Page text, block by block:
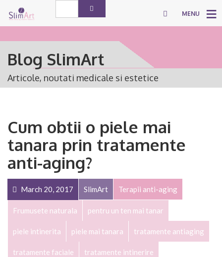
MENU
Blog SlimArt
Articole, noutati medicale si estetice
Cum obtii o piele mai
tanara prin tratamente
anti-aging?
March 20, 2017 SlimArt Terapii anti-aging
Frumusete naturala pentru un ten mai tanar
piele intinerita piele mai tanara tratamente antiaging
tratamente faciale tratamente intinerire